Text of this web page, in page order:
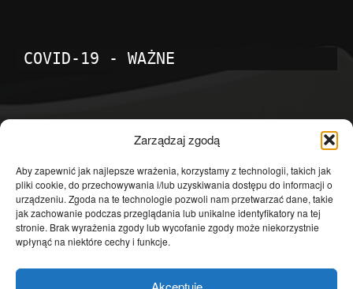
Zarządzaj zgodą
Aby zapewnić jak najlepsze wrażenia, korzystamy z technologii, takich jak
pliki cookie, do przechowywania i/lub uzyskiwania dostępu do informacji o
urządzeniu. Zgoda na te technologie pozwoli nam przetwarzać dane, takie
jak zachowanie podczas przeglądania lub unikalne identyfikatory na tej
stronie. Brak wyrażenia zgody lub wycofanie zgody może niekorzystnie
wpłynąć na niektóre cechy i funkcje.
COVID-19 - WAŻNE
Temat dnia
4601
Publicystyka
4363
Polityka
3639
Polska
Społeczeństwo
2823